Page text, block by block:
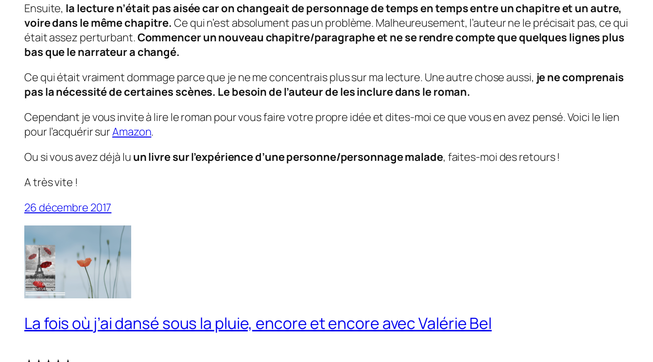
Ensuite, la lecture n’était pas aisée car on changeait de personnage de temps en temps entre un chapitre et un autre,
voire dans le même chapitre. Ce qui n’est absolument pas un problème. Malheureusement, l’auteur ne le précisait pas, ce qui
était assez perturbant.Commencer un nouveau chapitre/paragraphe et ne se rendre compte que quelques lignes plus
bas que le narrateur a changé.
Ce qui était vraiment dommage parce que je ne me concentrais plus sur ma lecture. Une autre chose aussi, je ne comprenais
pas la nécessité de certaines scènes. Le besoin de l’auteur de les inclure dans le roman.
Cependant je vous invite à lire le roman pour vous faire votre propre idée et dites-moi ce que vous en avez pensé. Voici le lien
pour l’acquérir surAmazon.
Ou si vous avez déjà lu un livre sur l’expérience d’une personne/personnage malade, faites-moi des retours !
A très vite !
26 décembre 2017
La fois où j’ai dansé sous la pluie, encore et encore avec Valérie Bel